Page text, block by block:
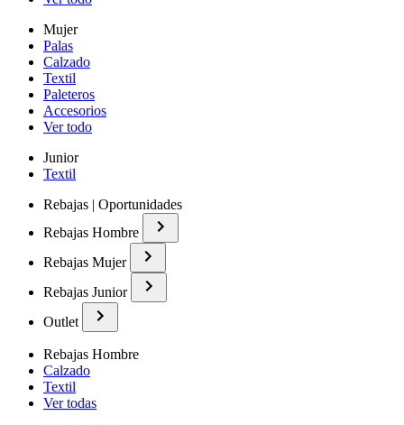
Mujer
Palas
Calzado
Textil
Paleteros
Accesorios
Ver todo
Junior
Textil
Rebajas | Oportunidades
Rebajas Hombre
Rebajas Mujer
Rebajas Junior
Outlet
Rebajas Hombre
Calzado
Textil
Ver todas